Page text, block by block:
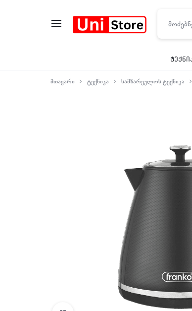
მთავარი ტექნიკა სამზარეულოს ტექნიკა